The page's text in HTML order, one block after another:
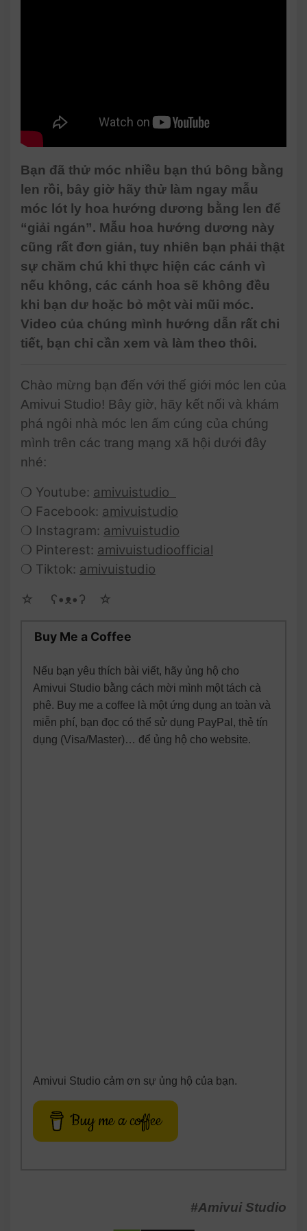
Bạn đã thử móc nhiều bạn thú bông bằng
len rồi, bây giờ hãy thử làm ngay mẫu
móc lót ly hoa hướng dương bằng len để
“giải ngán”. Mẫu hoa hướng dương này
cũng rất đơn giản, tuy nhiên bạn phải thật
sự chăm chú khi thực hiện các cánh vì
nếu không, các cánh hoa sẽ không đều
khi bạn dư hoặc bỏ một vài mũi móc.
Video của chúng mình hướng dẫn rất chi
tiết, bạn chỉ cần xem và làm theo thôi.
Chào mừng bạn đến với thế giới móc len của
Amivui Studio! Bây giờ, hãy kết nối và khám
phá ngôi nhà móc len ấm cúng của chúng
mình trên các trang mạng xã hội dưới đây
nhé:
❍ Youtube: amivuistudio
❍ Facebook: amivuistudio
❍ Instagram: amivuistudio
❍ Pinterest: amivuistudioofficial
❍ Tiktok: amivuistudio
☆ゝ ʕ•ᴥ•ʔゝ☆
Buy Me a Coffee
Nếu bạn yêu thích bài viết, hãy ủng hộ cho
Amivui Studio bằng cách mời mình một tách cà
phê. Buy me a coffee là một ứng dụng an toàn và
miễn phí, bạn đọc có thể sử dụng PayPal, thẻ tín
dụng (Visa/Master)… để ủng hộ cho website.
Amivui Studio cảm ơn sự ủng hộ của bạn.
Buy me a coffee
#Amivui Studio